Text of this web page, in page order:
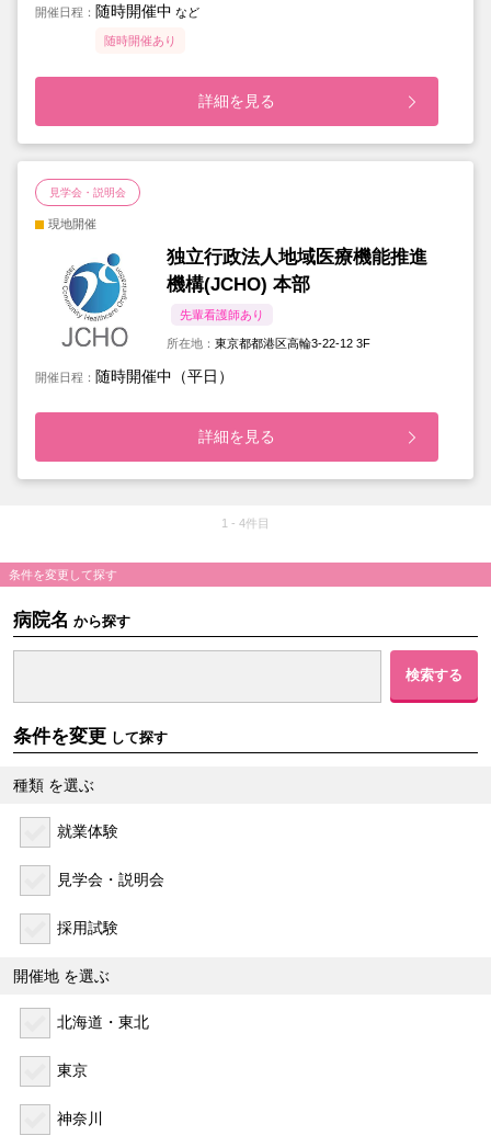
開催日程： 随時開催中 など
随時開催あり
詳細を見る
見学会・説明会
現地開催
独立行政法人地域医療機能推進
機構(JCHO) 本部
先輩看護師あり
所在地： 東京都都港区高輪3-22-12 3F
開催日程： 随時開催中（平日）
詳細を見る
1 - 4件目
条件を変更して探す
病院名 から探す
条件を変更 して探す
種類 を選ぶ
就業体験
見学会・説明会
採用試験
開催地 を選ぶ
北海道・東北
東京
神奈川